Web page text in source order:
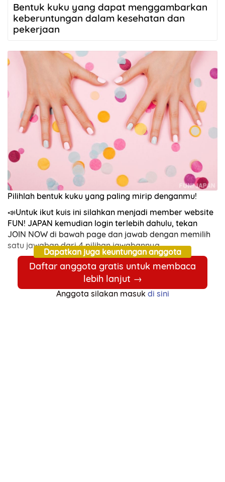
Bentuk kuku yang dapat menggambarkan
keberuntungan dalam kesehatan dan
pekerjaan
Pilihlah bentuk kuku yang paling mirip denganmu!
📣Untuk ikut kuis ini silahkan menjadi member website
FUN! JAPAN kemudian login terlebih dahulu, tekan
JOIN NOW di bawah page dan jawab dengan memilih
satu jawaban dari 4 pilihan jawabannya.
Dapatkan juga keuntungan anggota
Daftar anggota gratis untuk membaca
lebih lanjut →
Anggota silakan masuk di sini